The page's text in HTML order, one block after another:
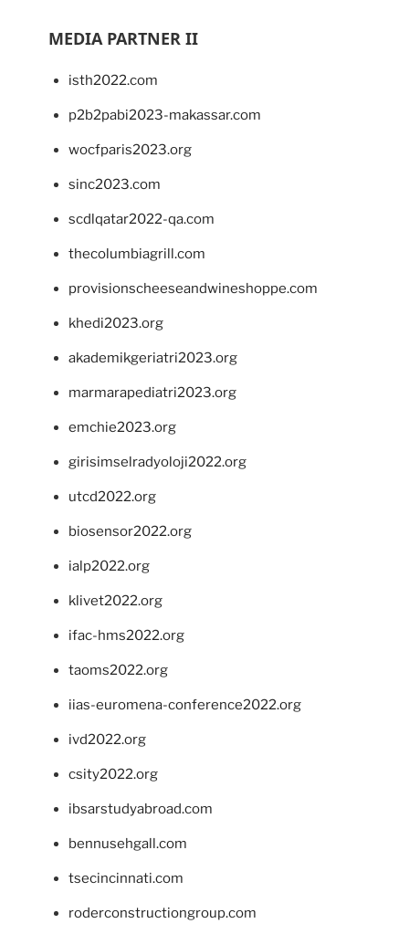
MEDIA PARTNER II
isth2022.com
p2b2pabi2023-makassar.com
wocfparis2023.org
sinc2023.com
scdlqatar2022-qa.com
thecolumbiagrill.com
provisionscheeseandwineshoppe.com
khedi2023.org
akademikgeriatri2023.org
marmarapediatri2023.org
emchie2023.org
girisimselradyoloji2022.org
utcd2022.org
biosensor2022.org
ialp2022.org
klivet2022.org
ifac-hms2022.org
taoms2022.org
iias-euromena-conference2022.org
ivd2022.org
csity2022.org
ibsarstudyabroad.com
bennusehgall.com
tsecincinnati.com
roderconstructiongroup.com